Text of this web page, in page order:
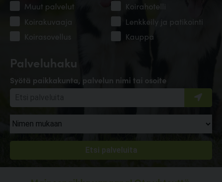
Palveluhaku
Syötä paikkakunta, palvelun nimi tai osoite
Muut palvelut
Koirahotelli
Koirakuvaaja
Lenkkeily ja patikointi
Koirasovellus
Kauppa